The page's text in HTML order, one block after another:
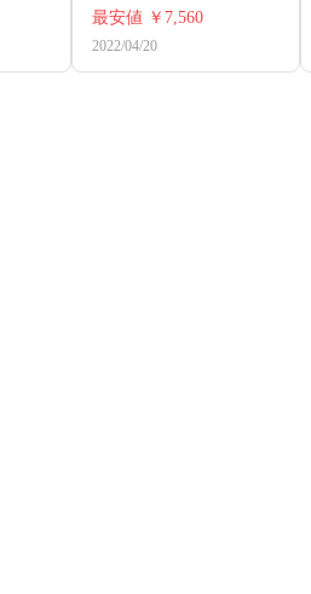
最安値 ￥7,560
2022/04/20